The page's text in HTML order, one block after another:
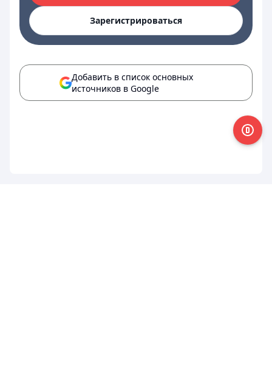
Зарегистрироваться
Добавить в список основных
источников в Google